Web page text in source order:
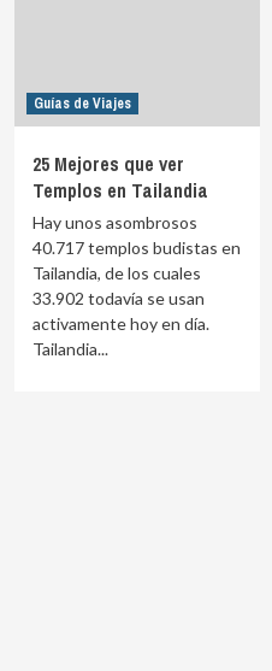
Guías de Viajes
25 Mejores que ver
Templos en Tailandia
Hay unos asombrosos
40.717 templos budistas en
Tailandia, de los cuales
33.902 todavía se usan
activamente hoy en día.
Tailandia...